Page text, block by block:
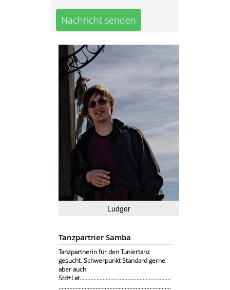
Nachricht senden
Ludger
Tanzpartner Samba
Tanzpartnerin für den Tuniertanz
gesucht. Schwerpunkt Standard gerne
aber auch
Std+Lat...........................................................
.........................................................................